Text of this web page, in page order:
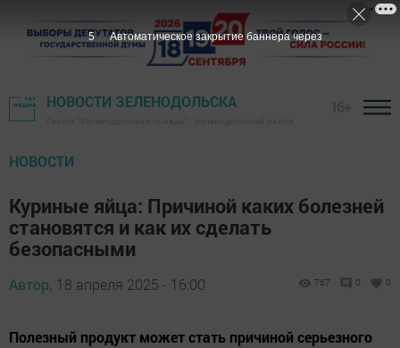
НОВОСТИ ЗЕЛЕНОДОЛЬСКА
НОВОСТИ
Куриные яйца: Причиной каких болезней
становятся и как их сделать
безопасными
Автор, 18 апреля 2025 - 16:00 767 0 0
Полезный продукт может стать причиной серьезного
4 Автоматическое закрытие баннера через